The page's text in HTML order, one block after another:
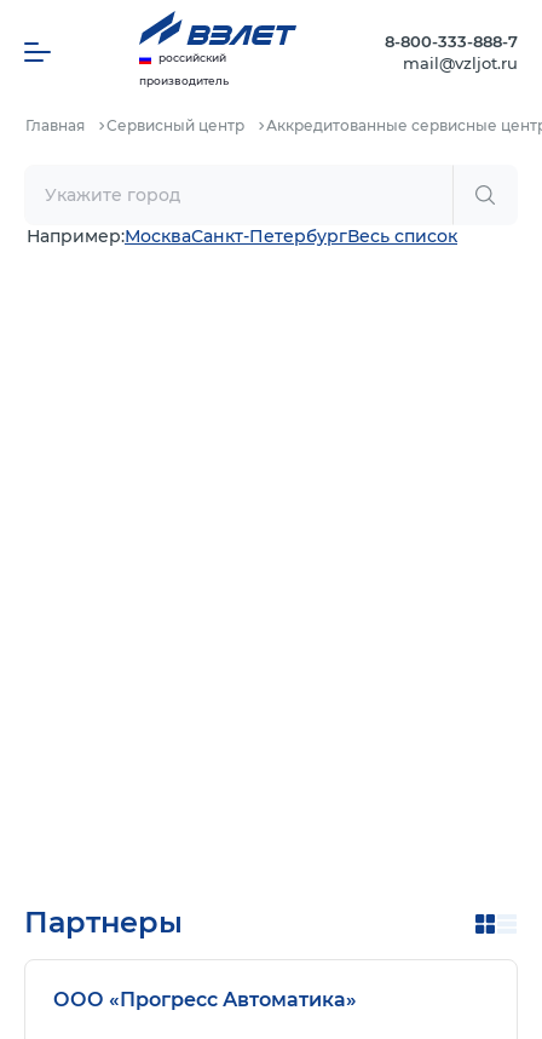
российский
производитель
8-800-333-888-7
mail@vzljot.ru
Главная Сервисный центр Аккредитованные сервисные
Например:МоскваСанкт-ПетербургВесь список
Партнеры
ООО «Прогресс Автоматика»